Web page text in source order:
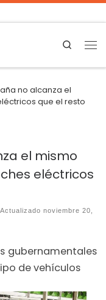
Search
no alcanza el
que el resto
el mismo
eléctricos
Actualizadonoviembre 20,
gubernamentales
de vehículos